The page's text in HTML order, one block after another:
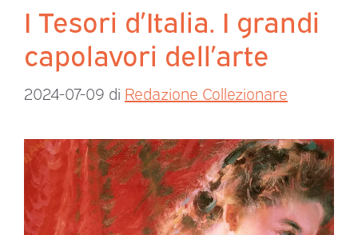
I Tesori d’Italia. I grandi
capolavori dell’arte
2024-07-09 di Redazione Collezionare